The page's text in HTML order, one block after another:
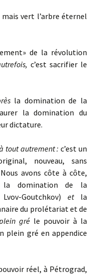
vert l’arbre éternel
de la révolution
c’est sacrifier le
la domination de la
la domination du
dictature.
tout autrement :c’est un
nouveau, sans
Nous avons côte à côte,
la domination de la
Goutchkov) et la
du prolétariat et de
gré le pouvoir à la
plein gré en appendice
réel, à Pétrograd,